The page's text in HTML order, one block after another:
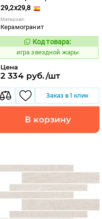
29,2x29,8
Материал:
Керамогранит
Код:
550525
Код товара:
игра звездной жары
Цена
2 334 руб./шт
Заказ в 1 клик
В корзину